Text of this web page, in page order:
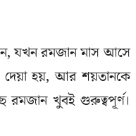
যখন রমজান মাস আসে
হয়, আর শয়তানকে
রমজান খুবই গুরুত্বপূর্ণ।